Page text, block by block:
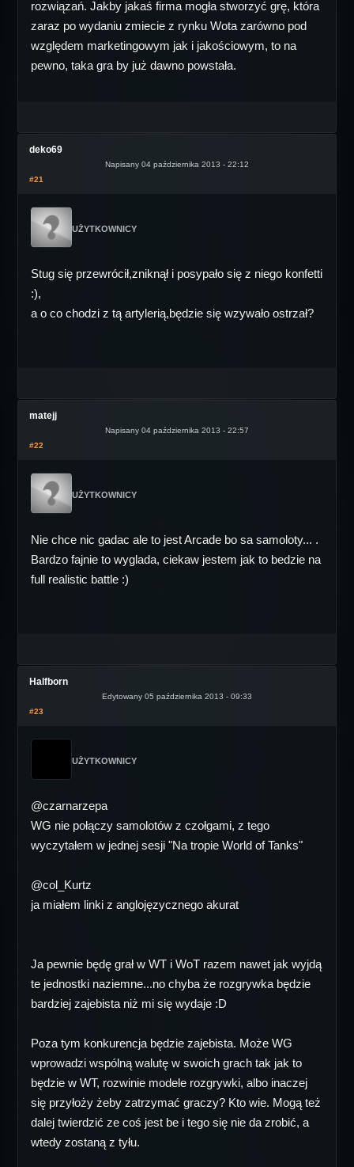
rozwiązań. Jakby jakaś firma mogła stworzyć grę, która
zaraz po wydaniu zmiecie z rynku Wota zarówno pod
względem marketingowym jak i jakościowym, to na
pewno, taka gra by już dawno powstała.
deko69
Napisany 04 października 2013 - 22:12
#21
UŻYTKOWNICY
Stug się przewrócił,zniknął i posypało się z niego konfetti
:),
a o co chodzi z tą artylerią,będzie się wzywało ostrzał?
matejj
Napisany 04 października 2013 - 22:57
#22
UŻYTKOWNICY
Nie chce nic gadac ale to jest Arcade bo sa samoloty... .
Bardzo fajnie to wyglada, ciekaw jestem jak to bedzie na
full realistic battle :)
Halfborn
Edytowany 05 października 2013 - 09:33
#23
UŻYTKOWNICY
@czarnarzepa
WG nie połączy samolotów z czołgami, z tego
wyczytałem w jednej sesji "Na tropie World of Tanks"
@col_Kurtz
ja miałem linki z anglojęzycznego akurat
Ja pewnie będę grał w WT i WoT razem nawet jak wyjdą
te jednostki naziemne...no chyba że rozgrywka będzie
bardziej zajebista niż mi się wydaje :D
Poza tym konkurencja będzie zajebista. Może WG
wprowadzi wspólną walutę w swoich grach tak jak to
będzie w WT, rozwinie modele rozgrywki, albo inaczej
się przyłoży żeby zatrzymać graczy? Kto wie. Mogą też
dalej twierdzić ze coś jest be i tego się nie da zrobić, a
wtedy zostaną z tyłu.